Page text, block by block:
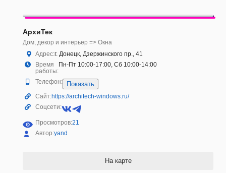
АрхиТек
Дом, декор и интерьер => Окна
Адрес:г. Донецк, Дзержинского пр., 41
Время
работы:
Пн-Пт 10:00-17:00, Сб 10:00-14:00
Телефон: Показать
Сайт:https://architech-windows.ru/
Соцсети:
Просмотров:21
Автор:yand
На карте